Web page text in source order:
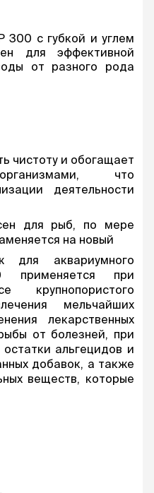
300 c губкой и углем
для эффективной
от разного рода
чистоту и обогащает
что
деятельности
для рыб, по мере
на новый
для аквариумного
применяется при
крупнопористого
мельчайших
лекарственных
от болезней, при
альгецидов и
добавок, а также
веществ, которые
губка с